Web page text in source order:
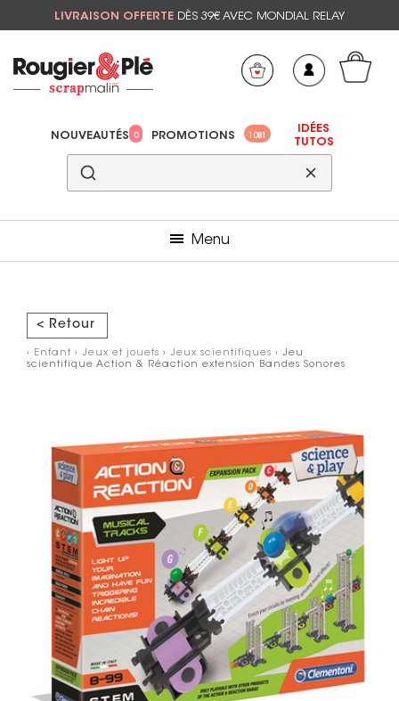
LIVRAISON OFFERTE DÈS 39€ AVEC MONDIAL RELAY
NOUVEAUTÉS 0 PROMOTIONS 1081
IDÉES
TUTOS
Menu
< Retour
› Enfant › Jeux et jouets › Jeux scientifiques › Jeu
scientifique Action & Réaction extension Bandes Sonores